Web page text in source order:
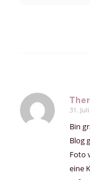
31.
Bin
Blog
Foto
eine